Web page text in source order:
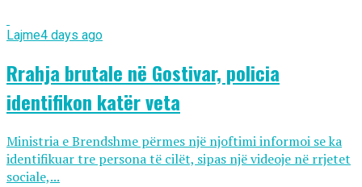
Lajme4 days ago
Rrahja brutale në Gostivar, policia
identifikon katër veta
Ministria e Brendshme përmes një njoftimi informoi se ka
identifikuar tre persona të cilët, sipas një videoje në rrjetet
sociale,...